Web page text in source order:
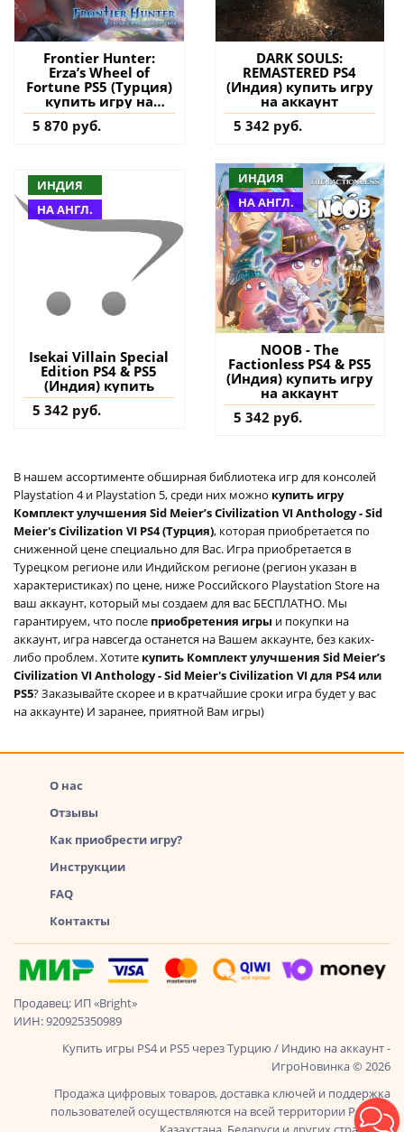
Frontier Hunter:
Erza’s Wheel of
Fortune PS5 (Турция)
купить игру на
аккаунт
5 870 руб.
DARK SOULS:
REMASTERED PS4
(Индия) купить игру
на аккаунт
5 342 руб.
ИНДИЯ
НА АНГЛ.
Isekai Villain Special
Edition PS4 & PS5
(Индия) купить
5 342 руб.
ИНДИЯ
НА АНГЛ.
NOOB - The
Factionless PS4 & PS5
(Индия) купить игру
на аккаунт
5 342 руб.
В нашем ассортименте обширная библиотека игр для консолей
Playstation 4 и Playstation 5, среди них можно купить игру
Комплект улучшения Sid Meier’s Civilization VI Anthology - Sid
Meier's Civilization VI PS4 (Турция), которая приобретается по
сниженной цене специально для Вас. Игра приобретается в
Турецком регионе или Индийском регионе (регион указан в
характеристиках) по цене, ниже Российского Playstation Store на
ваш аккаунт, который мы создаем для вас БЕСПЛАТНО. Мы
гарантируем, что после приобретения игры и покупки на
аккаунт, игра навсегда останется на Вашем аккаунте, без каких-
либо проблем. Хотите купить Комплект улучшения Sid Meier’s
Civilization VI Anthology - Sid Meier's Civilization VI для PS4 или
PS5? Заказывайте скорее и в кратчайшие сроки игра будет у вас
на аккаунте) И заранее, приятной Вам игры)
О нас
Отзывы
Как приобрести игру?
Инструкции
FAQ
Контакты
Продавец: ИП «Bright»
ИИН: 920925350989
Купить игры PS4 и PS5 через Турцию / Индию на аккаунт -
ИгроНовинка © 2026
Продажа цифровых товаров, доставка ключей и поддержка
пользователей осуществляются на всей территории России,